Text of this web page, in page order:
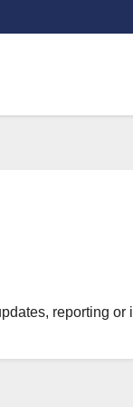
reporting or